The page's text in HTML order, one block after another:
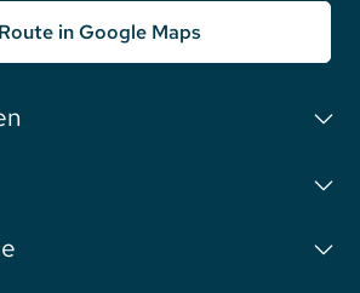
Route in Google Maps